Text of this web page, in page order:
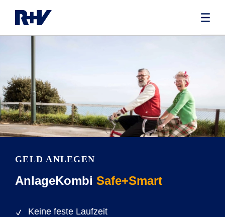
GELD ANLEGEN
AnlageKombi Safe+Smart
Keine feste Laufzeit